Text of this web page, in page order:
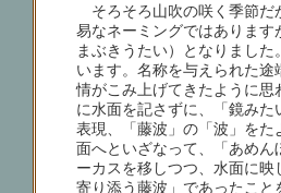
そろそろ山吹の咲く季節だ
易なネーミングではあります
まぶきうたい）となりまし
います。名称を与えられた途
情がこみ上げてきたように思
に水面を記さずに、「鏡みた
表現、「藤波」の「波」をた
面へといざなって、「あめん
ーカスを移しつつ、水面に映
寄り添う藤波」であったこと